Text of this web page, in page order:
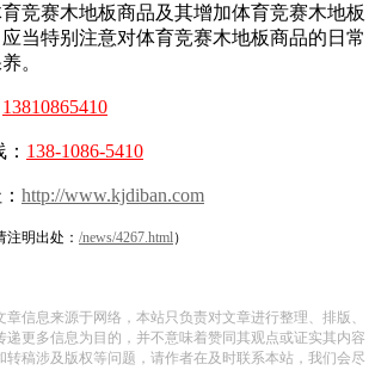
竞赛木地板商品及其增加体育竞赛木地板
当特别注意对体育竞赛木地板商品的日常
。
13810865410
138-1086-5410
http://www.kjdiban.com
注明出处： /news/4267.html）
信息来源于网络，本站只负责对文章进行整理、排版、
递更多信息为目的，并不意味着赞同其观点或证实其内容
转稿涉及版权等问题，请作者在及时联系本站，我们会尽